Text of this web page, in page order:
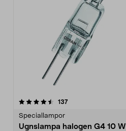
137recensioner
Speciallampor
Ugnslampa halogen G4 10 W
4.5 av 5 stjärnor